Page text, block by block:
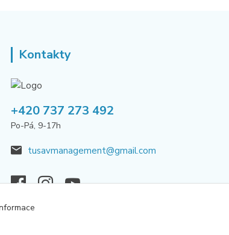
Kontakty
+420 737 273 492
Po-Pá, 9-17h
tusavmanagement@gmail.com